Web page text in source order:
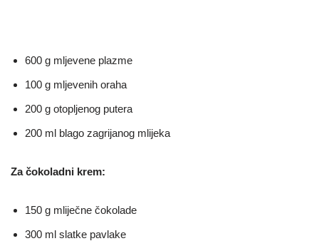
600 g mljevene plazme
100 g mljevenih oraha
200 g otopljenog putera
200 ml blago zagrijanog mlijeka
Za čokoladni krem:
150 g mliječne čokolade
300 ml slatke pavlake